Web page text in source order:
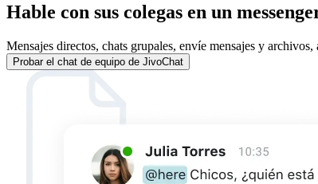
Hable con sus colegas en un
Mensajes directos, chats grupales, envíe mensajes y
Probar el chat de equipo de JivoChat